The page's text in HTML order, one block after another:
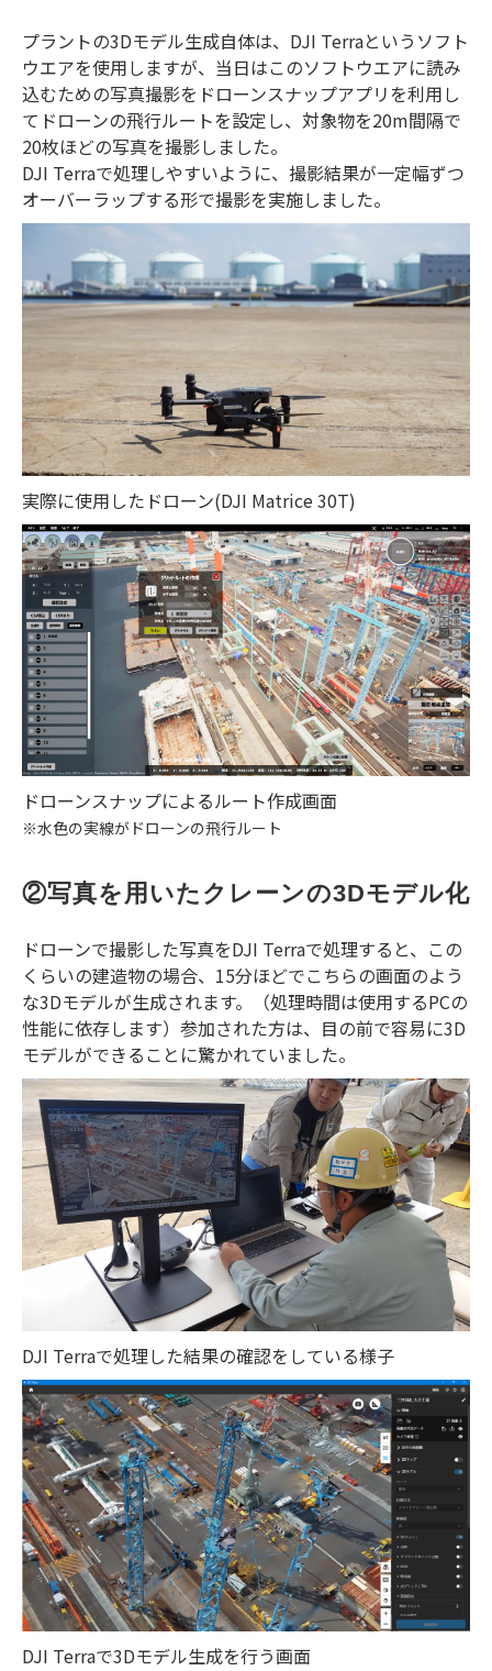
プラントの3Dモデル生成自体は、DJI Terraというソフト
ウエアを使用しますが、当日はこのソフトウエアに読み
込むための写真撮影をドローンスナップアプリを利用し
てドローンの飛行ルートを設定し、対象物を20m間隔で
20枚ほどの写真を撮影しました。
DJI Terraで処理しやすいように、撮影結果が一定幅ずつ
オーバーラップする形で撮影を実施しました。
実際に使用したドローン(DJI Matrice 30T)
ドローンスナップによるルート作成画面
※水色の実線がドローンの飛行ルート
②写真を用いたクレーンの3Dモデル化
ドローンで撮影した写真をDJI Terraで処理すると、この
くらいの建造物の場合、15分ほどでこちらの画面のよう
な3Dモデルが生成されます。（処理時間は使用するPCの
性能に依存します）参加された方は、目の前で容易に3D
モデルができることに驚かれていました。
DJI Terraで処理した結果の確認をしている様子
DJI Terraで3Dモデル生成を行う画面